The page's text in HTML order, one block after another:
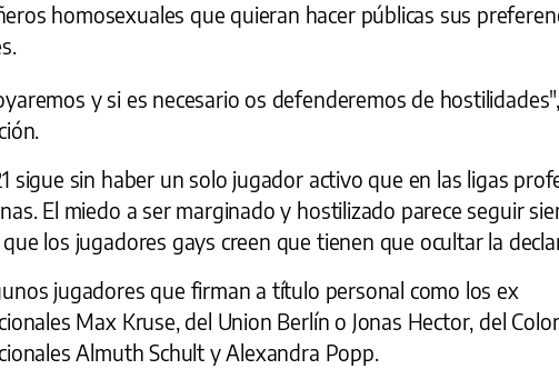
homosexuales que quieran hacer públicas sus
y si es necesario os defenderemos de
sigue sin haber un solo jugador activo que en las ligas
El miedo a ser marginado y hostilizado parece seguir
los jugadores gays creen que tienen que ocultar la
jugadores que firman a título personal como los ex
Max Kruse, del Union Berlín o Jonas Hector, del
Almuth Schult y Alexandra Popp.